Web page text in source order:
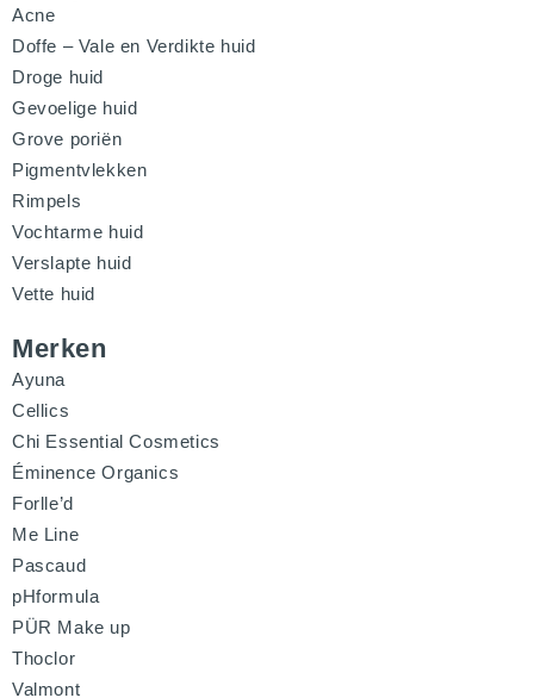
Acne
Doffe – Vale en Verdikte huid
Droge huid
Gevoelige huid
Grove poriën
Pigmentvlekken
Rimpels
Vochtarme huid
Verslapte huid
Vette huid
Merken
Ayuna
Cellics
Chi Essential Cosmetics
Éminence Organics
Forlle’d
Me Line
Pascaud
pHformula
PÜR Make up
Thoclor
Valmont